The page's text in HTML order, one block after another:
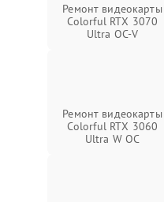
Ремонт видеокарты
Colorful RTX 3070
Ultra OC-V
Ремонт видеокарты
Colorful RTX 3060
Ultra W OC